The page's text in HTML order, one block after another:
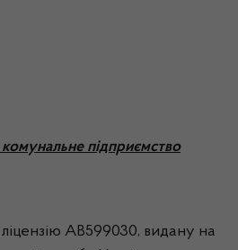
підприємство
АВ599030, видану на